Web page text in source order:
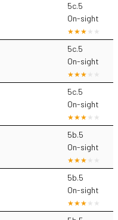
5c.5
On-sight
5c.5
On-sight
5c.5
On-sight
5b.5
On-sight
5b.5
On-sight